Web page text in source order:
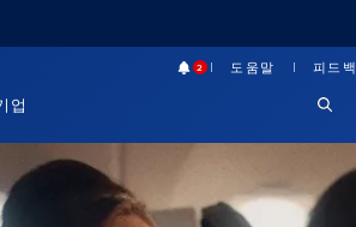
업
2 도움말 피드백